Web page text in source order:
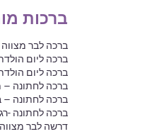
ברכות
ברכה לבר
ברכה ליום
ברכה ליום
ברכה לחתונה –
ברכה לחתונה
ברכה לחתונה -
דרשה לבר